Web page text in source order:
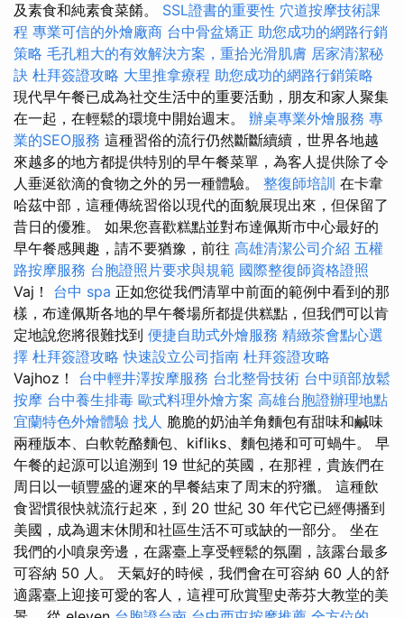
及素食和純素食菜餚。 SSL證書的重要性 穴道按摩技術課
程 專業可信的外燴廠商 台中骨盆矯正 助您成功的網路行銷
策略 毛孔粗大的有效解決方案，重拾光滑肌膚 居家清潔秘
訣 杜拜簽證攻略 大里推拿療程 助您成功的網路行銷策略
現代早午餐已成為社交生活中的重要活動，朋友和家人聚集
在一起，在輕鬆的環境中開始週末。 辦桌專業外燴服務 專
業的SEO服務 這種習俗的流行仍然斷斷續續，世界各地越
來越多的地方都提供特別的早午餐菜單，為客人提供除了令
人垂涎欲滴的食物之外的另一種體驗。 整復師培訓 在卡韋
哈茲中部，這種傳統習俗以現代的面貌展現出來，但保留了
昔日的優雅。 如果您喜歡糕點並對布達佩斯市中心最好的
早午餐感興趣，請不要猶豫，前往 高雄清潔公司介紹 五權
路按摩服務 台胞證照片要求與規範 國際整復師資格證照
Vaj！ 台中 spa 正如您從我們清單中前面的範例中看到的那
樣，布達佩斯各地的早午餐場所都提供糕點，但我們可以肯
定地說您將很難找到 便捷自助式外燴服務 精緻茶會點心選
擇 杜拜簽證攻略 快速設立公司指南 杜拜簽證攻略
Vajhoz！ 台中輕井澤按摩服務 台北整骨技術 台中頭部放鬆
按摩 台中養生排毒 歐式料理外燴方案 高雄台胞證辦理地點
宜蘭特色外燴體驗 找人 脆脆的奶油羊角麵包有甜味和鹹味
兩種版本、白軟乾酪麵包、kifliks、麵包捲和可可蝸牛。 早
午餐的起源可以追溯到 19 世紀的英國，在那裡，貴族們在
周日以一頓豐盛的遲來的早餐結束了周末的狩獵。 這種飲
食習慣很快就流行起來，到 20 世紀 30 年代它已經傳播到
美國，成為週末休閒和社區生活不可或缺的一部分。 坐在
我們的小噴泉旁邊，在露臺上享受輕鬆的氛圍，該露台最多
可容納 50 人。 天氣好的時候，我們會在可容納 60 人的舒
適露臺上迎接可愛的客人，這裡可欣賞聖史蒂芬大教堂的美